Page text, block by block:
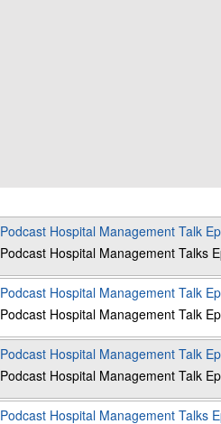
Podcast Hospital Management Talk
Podcast Hospital Management Talks
Podcast Hospital Management Talk
Podcast Hospital Management Talk
Podcast Hospital Management Talk
Podcast Hospital Management Talk
Podcast Hospital Management Talks